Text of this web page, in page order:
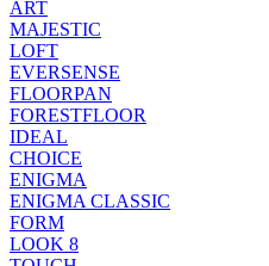
ART
MAJESTIC
LOFT
EVERSENSE
FLOORPAN
FORESTFLOOR
IDEAL
CHOICE
ENIGMA
ENIGMA CLASSIC
FORM
LOOK 8